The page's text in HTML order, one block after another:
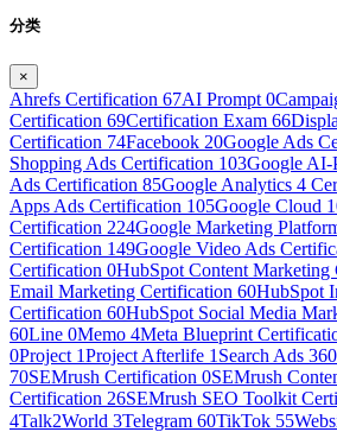
分类
×
Ahrefs Certification 67AI Prompt 0
Certification 69Certification Exam 66
Certification 74Facebook 20Google Ads
Shopping Ads Certification 103Google AI-
Ads Certification 85Google Analytics 4
Apps Ads Certification 105Google Cloud
Certification 224Google Marketing
Certification 149Google Video Ads
Certification 0HubSpot Content Marketing
Email Marketing Certification 60HubSpot
Certification 60HubSpot Social Media
60Line 0Memo 4Meta Blueprint
0Project 1Project Afterlife 1 Search Ads
70SEMrush Certification 0SEMrush
Certification 26SEMrush SEO Toolkit
4Talk2World 3Telegram 60TikTok 55